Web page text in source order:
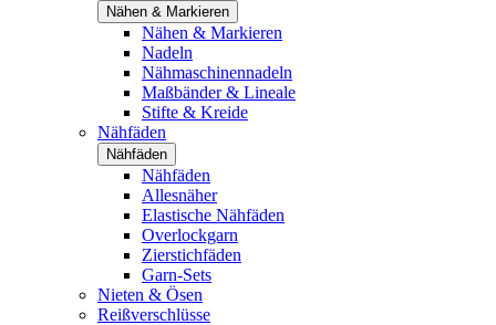
Nähen & Markieren
Nähen & Markieren
Nadeln
Nähmaschinennadeln
Maßbänder & Lineale
Stifte & Kreide
Nähfäden
Nähfäden
Nähfäden
Allesnäher
Elastische Nähfäden
Overlockgarn
Zierstichfäden
Garn-Sets
Nieten & Ösen
Reißverschlüsse